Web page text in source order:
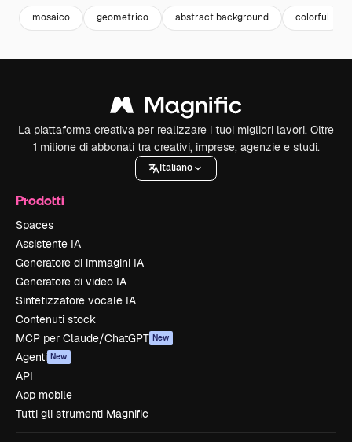
mosaico geometrico abstract background colorful
La piattaforma creativa per realizzare i tuoi migliori lavori. Oltre
1 milione di abbonati tra creativi, imprese, agenzie e studi.
Italiano
Prodotti
Spaces
Assistente IA
Generatore di immagini IA
Generatore di video IA
Sintetizzatore vocale IA
Contenuti stock
MCP per Claude/ChatGPT New
Agenti New
API
App mobile
Tutti gli strumenti Magnific